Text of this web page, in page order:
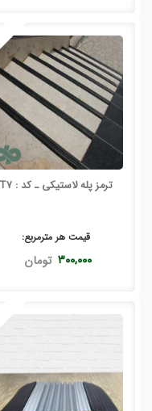
ترمز پله لاستیکی ـ کد : T7
قیمت هر مترمربع:
۳۰۰,۰۰۰ تومان